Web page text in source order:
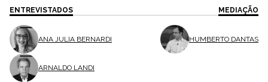
ENTREVISTADOS
ANA JULIA BERNARDI
ARNALDO LANDI
MEDIAÇÃO
HUMBERTO DANTAS